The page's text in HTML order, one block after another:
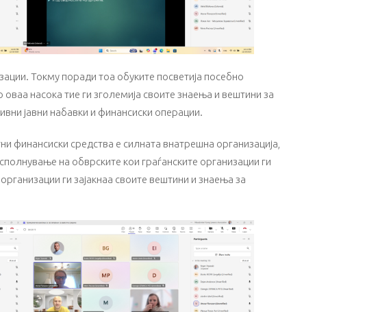
Токму поради тоа обуките посветија посебно
насока тие ги зголемија своите знаења и вештини за
јавни набавки и финансиски операции.
финансиски средства е силната внатрешна организација,
на обврските кои граѓанските организации ги
ги зајакнаа своите вештини и знаења за